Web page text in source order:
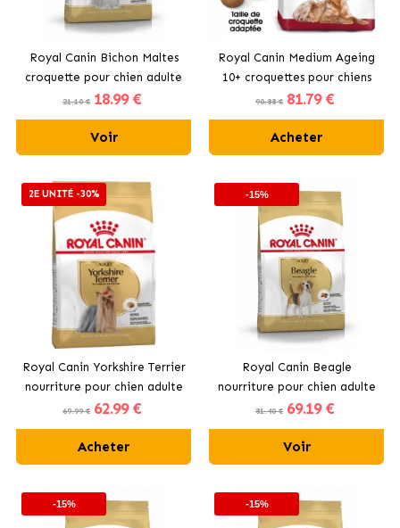
Royal Canin Bichon Maltes
croquette pour chien adulte
21.10 € 18.99 €
Voir
Royal Canin Medium Ageing
10+ croquettes pour chiens
âgés de races moyennes
90.88 € 81.79 €
Acheter
2E UNITÉ -30%
Royal Canin Yorkshire Terrier
nourriture pour chien adulte
69.99 € 62.99 €
Acheter
-15%
Royal Canin Beagle
nourriture pour chien adulte
81.40 € 69.19 €
Voir
-15% -15%